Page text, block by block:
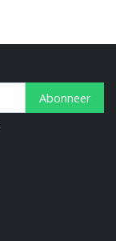
Abonneer